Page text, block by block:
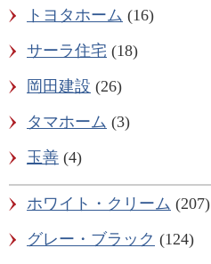
トヨタホーム (16)
サーラ住宅 (18)
岡田建設 (26)
タマホーム (3)
玉善 (4)
ホワイト・クリーム (207)
グレー・ブラック (124)